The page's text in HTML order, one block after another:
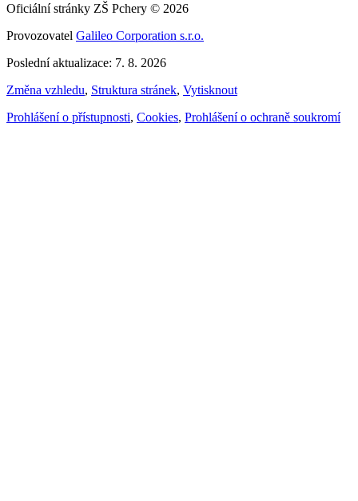
Oficiální stránky ZŠ Pchery © 2026
Provozovatel Galileo Corporation s.r.o.
Poslední aktualizace: 7. 8. 2026
Změna vzhledu, Struktura stránek, Vytisknout
Prohlášení o přístupnosti, Cookies, Prohlášení o ochraně soukromí